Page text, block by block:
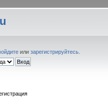
илизарегистрируйтесь